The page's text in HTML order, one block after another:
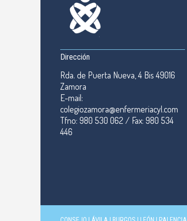
Dirección
Rda. de Puerta Nueva, 4 Bis 49016
Zamora
E-mail:
colegiozamora@enfermeriacyl.com
Tfno: 980 530 062 / Fax: 980 534
446